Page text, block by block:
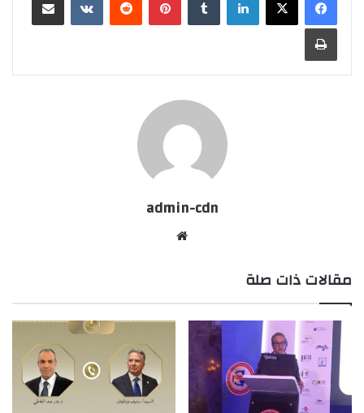
طباعة
admin-cdn
مقالات ذات صلة